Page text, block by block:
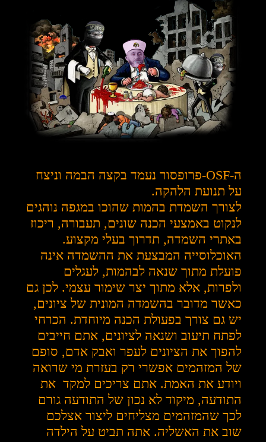
ה-OSF-פרופסור נעמד בקצה הבמה וניצח
על תנועת הלהקה.
לצורך השמדת בהמות שהוכו במגפה נוהגים
לנקוט באמצעי הכנה שונים, תעבורה, ריכוז
באתרי השמדה, תדרוך בעלי מקצוע.
האוכלוסייה המבצעת את ההשמדה אינה
פועלת מתוך שנאה לבהמות, לעגלים
ולפרות, אלא מתוך יצר שימור עצמי. לכן גם
כאשר מדובר בהשמדה המונית של ציונים,
יש גם צורך בפעולת הכנה מיוחדת. הכרחי
לפתח תיעוב ושנאה לציונים, אתם חייבים
להפוך את הציונים לעפר ואבק אדם, סופם
של המזהמים אפשרי רק בעזרת מי שרואה
ויודע את האמת. אתם צריכים למקד את
התודעה, מיקוד לא נכון של התודעה גורם
לכך שהמזהמים מצליחים ליצור אצלכם
שוב את האשליה. אתה תביט על הילדה